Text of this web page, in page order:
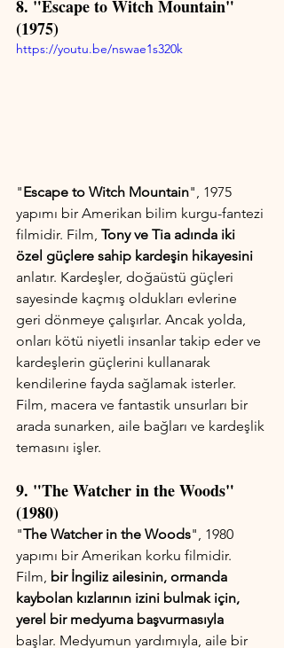
8. "Escape to Witch Mountain"
(1975)
https://youtu.be/nswae1s320k
"Escape to Witch Mountain", 1975
yapımı bir Amerikan bilim kurgu-fantezi
filmidir. Film, Tony ve Tia adında iki
özel güçlere sahip kardeşin hikayesini
anlatır. Kardeşler, doğaüstü güçleri
sayesinde kaçmış oldukları evlerine
geri dönmeye çalışırlar. Ancak yolda,
onları kötü niyetli insanlar takip eder ve
kardeşlerin güçlerini kullanarak
kendilerine fayda sağlamak isterler.
Film, macera ve fantastik unsurları bir
arada sunarken, aile bağları ve kardeşlik
temasını işler.
9. "The Watcher in the Woods"
(1980)
"The Watcher in the Woods", 1980
yapımı bir Amerikan korku filmidir.
Film, bir İngiliz ailesinin, ormanda
kaybolan kızlarının izini bulmak için,
yerel bir medyuma başvurmasıyla
başlar. Medyumun yardımıyla, aile bir